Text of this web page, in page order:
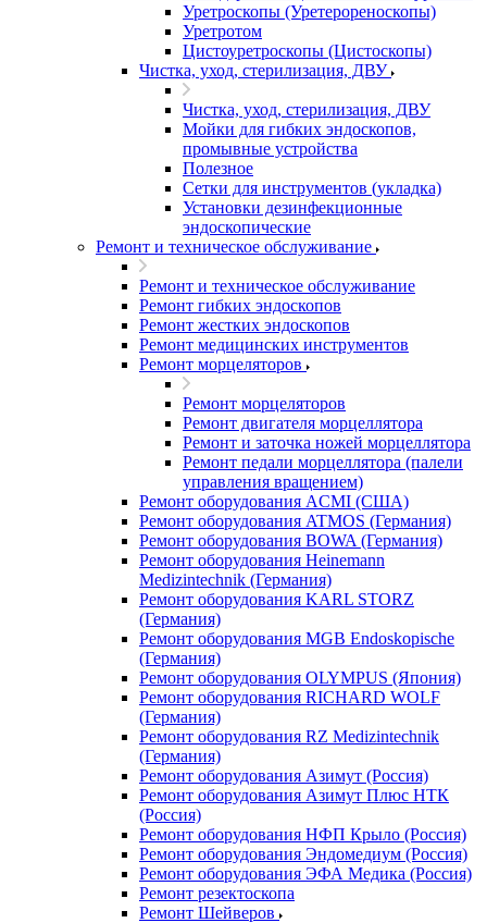
Уретроскопы (Уретерореноскопы)
Уретротом
Цистоуретроскопы (Цистоскопы)
Чистка, уход, стерилизация, ДВУ
Чистка, уход, стерилизация, ДВУ
Мойки для гибких эндоскопов,
промывные устройства
Полезное
Сетки для инструментов (укладка)
Установки дезинфекционные
эндоскопические
Ремонт и техническое обслуживание
Ремонт и техническое обслуживание
Ремонт гибких эндоскопов
Ремонт жестких эндоскопов
Ремонт медицинских инструментов
Ремонт морцеляторов
Ремонт морцеляторов
Ремонт двигателя морцеллятора
Ремонт и заточка ножей морцеллятора
Ремонт педали морцеллятора (палели
управления вращением)
Ремонт оборудования ACMI (США)
Ремонт оборудования ATMOS (Германия)
Ремонт оборудования BOWA (Германия)
Ремонт оборудования Heinemann
Medizintechnik (Германия)
Ремонт оборудования KARL STORZ
(Германия)
Ремонт оборудования MGB Endoskopische
(Германия)
Ремонт оборудования OLYMPUS (Япония)
Ремонт оборудования RICHARD WOLF
(Германия)
Ремонт оборудования RZ Medizintechnik
(Германия)
Ремонт оборудования Азимут (Россия)
Ремонт оборудования Азимут Плюс НТК
(Россия)
Ремонт оборудования НФП Крыло (Россия)
Ремонт оборудования Эндомедиум (Россия)
Ремонт оборудования ЭФА Медика (Россия)
Ремонт резектоскопа
Ремонт Шейверов